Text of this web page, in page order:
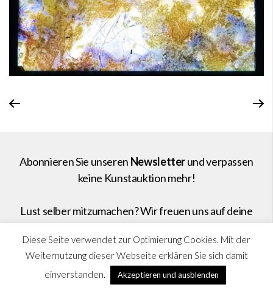
Abonnieren Sie unseren Newsletterund verpassen
keine Kunstauktion mehr!
Lust selber mitzumachen? Wir freuen uns auf deine
Nachricht!
Diese Seite verwendet zur Optimierung Cookies. Mit der
Weiternutzung dieser Webseite erklären Sie sich damit
einverstanden.
Akzeptieren und ausblenden